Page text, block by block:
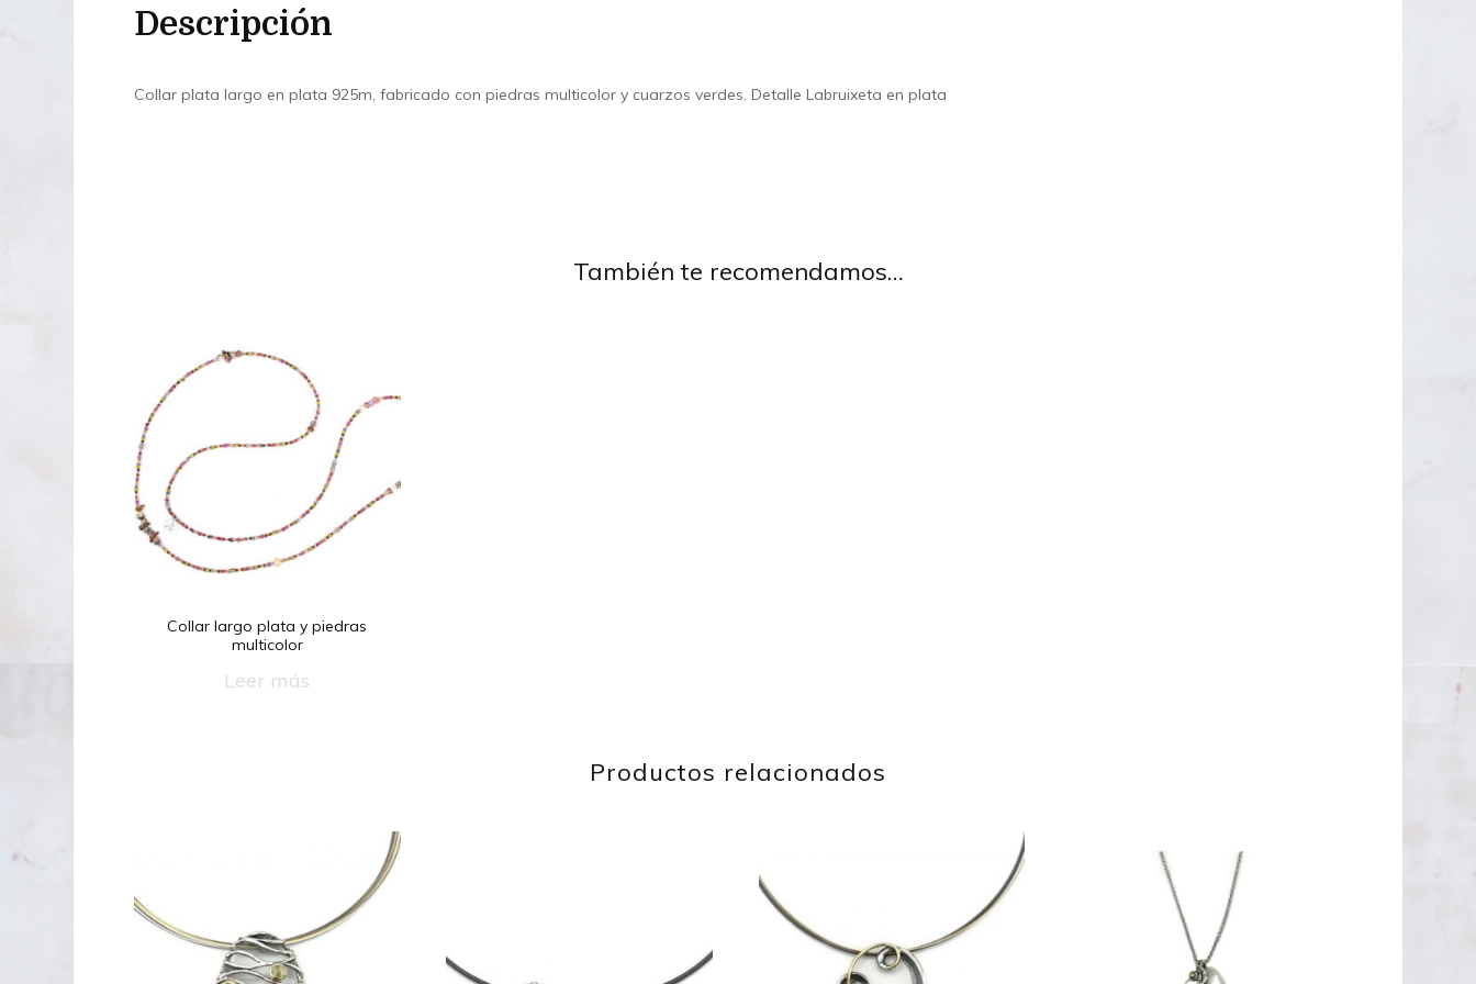
Descripción
Collar plata largo en plata 925m, fabricado con piedras multicolor y cuarzos verdes. Detalle Labruixeta en plata
También te recomendamos…
Collar largo plata y piedras
multicolor
Leer más
Productos relacionados